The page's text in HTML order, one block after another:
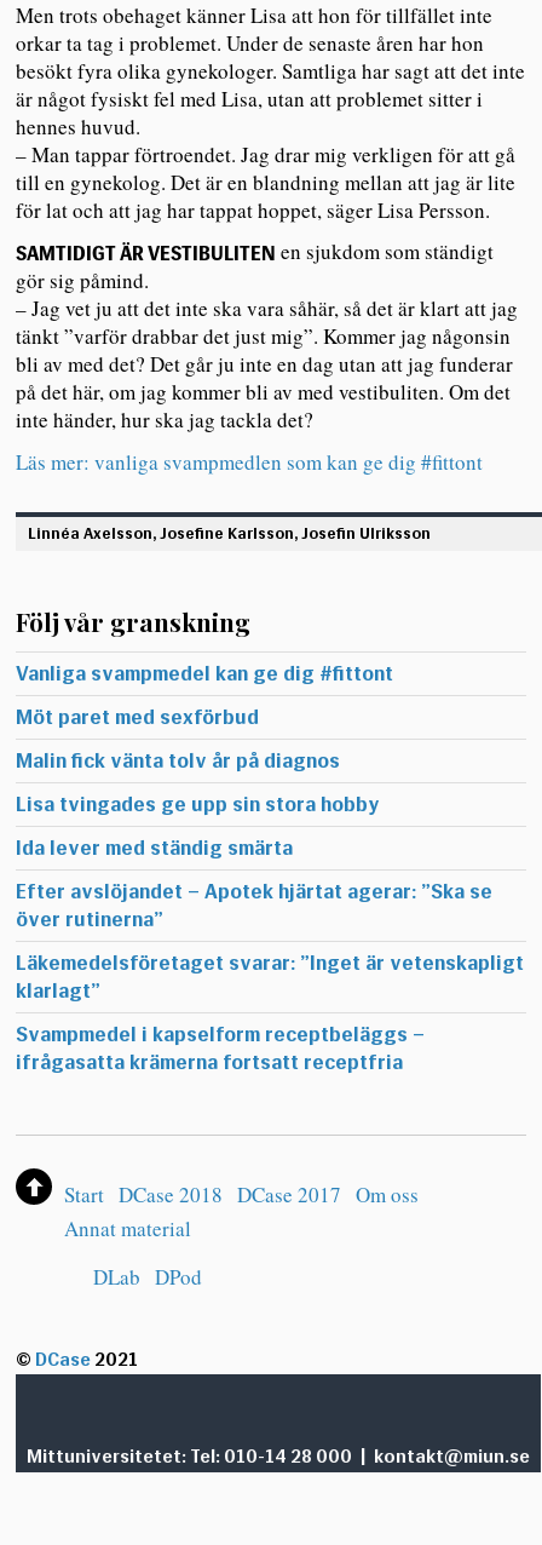
Men trots obehaget känner Lisa att hon för tillfället inte
orkar ta tag i problemet. Under de senaste åren har hon
besökt fyra olika gynekologer. Samtliga har sagt att det inte
är något fysiskt fel med Lisa, utan att problemet sitter i
hennes huvud.
– Man tappar förtroendet. Jag drar mig verkligen för att gå
till en gynekolog. Det är en blandning mellan att jag är lite
för lat och att jag har tappat hoppet, säger Lisa Persson.
SAMTIDIGT ÄR VESTIBULITEN en sjukdom som ständigt
gör sig påmind.
– Jag vet ju att det inte ska vara såhär, så det är klart att jag
tänkt ”varför drabbar det just mig”. Kommer jag någonsin
bli av med det? Det går ju inte en dag utan att jag funderar
på det här, om jag kommer bli av med vestibuliten. Om det
inte händer, hur ska jag tackla det?
Läs mer: vanliga svampmedlen som kan ge dig #fittont
Linnéa Axelsson, Josefine Karlsson, Josefin Ulriksson
Följ vår granskning
Vanliga svampmedel kan ge dig #fittont
Möt paret med sexförbud
Malin fick vänta tolv år på diagnos
Lisa tvingades ge upp sin stora hobby
Ida lever med ständig smärta
Efter avslöjandet – Apotek hjärtat agerar: ”Ska se
över rutinerna”
Läkemedelsföretaget svarar: ”Inget är vetenskapligt
klarlagt”
Svampmedel i kapselform receptbeläggs –
ifrågasatta krämerna fortsatt receptfria
Start DCase 2018 DCase 2017 Om oss
Annat material
DLab DPod
© DCase 2021
Mittuniversitetet: Tel: 010-14 28 000 kontakt@miun.se